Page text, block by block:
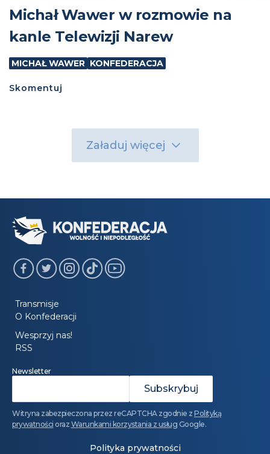
Michał Wawer w rozmowie na
kanle Telewizji Narew
MICHAŁ WAWER KONFEDERACJA
Skomentuj
Załaduj więcej
Transmisje
O Konfederacji
Wesprzyj nas!
RSS
Newsletter
Witryna zabezpieczona przez reCAPTCHA zgodnie z Polityką
prywatności oraz Warunkami korzystania z usług Google.
Polityka prywatności